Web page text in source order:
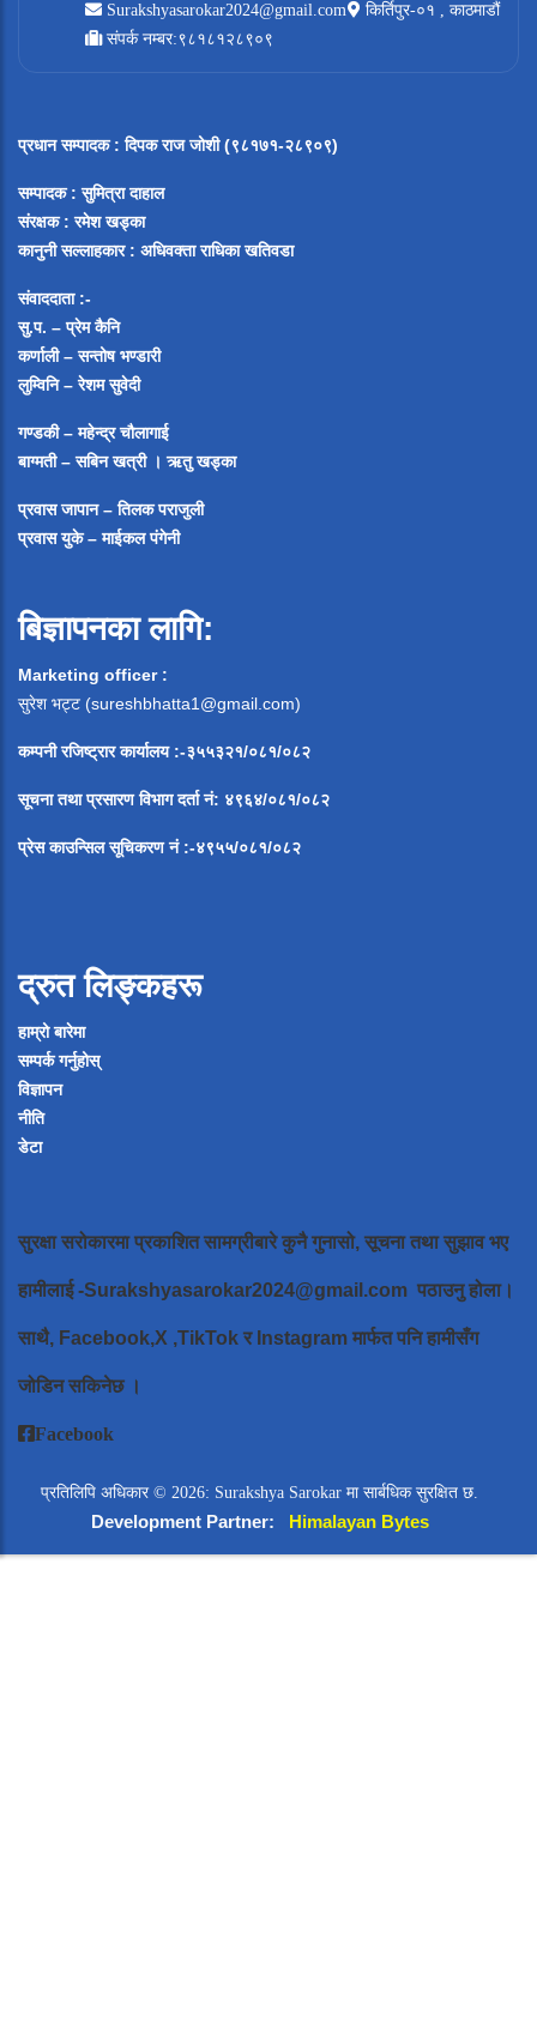
Surakshyasarokar2024@gmail.com
किर्तिपुर-०१ , काठमाडौं
संपर्क नम्बर:९८१८१२८९०९
प्रधान सम्पादक: दिपक राज जोशी (९८१७१-२८९०९)
सम्पादक : सुमित्रा दाहाल
संरक्षक : रमेश खड्का
कानुनी सल्लाहकार : अधिवक्ता राधिका खतिवडा
संवाददाता :-
सु.प. – प्रेम कैनि
कर्णाली – सन्तोष भण्डारी
लुम्विनि – रेशम सुवेदी
गण्डकी – महेन्द्र चौलागाई
बाग्मती – सबिन खत्री ।ऋतु खड्का
प्रवास जापान – तिलक पराजुली
प्रवास युके – माईकल पंगेनी
बिज्ञापनका लागि:
Marketing officer :
सुरेश भट्ट (sureshbhatta1@gmail.com)
कम्पनी रजिष्ट्रार कार्यालय :-३५५३२१/०८१/०८२
सूचना तथा प्रसारण विभाग दर्ता नं: ४९६४/०८१/०८२
प्रेस काउन्सिल सूचिकरण नं:-४९५५/०८१/०८२
द्रुत लिङ्कहरू
हाम्रो बारेमा
सम्पर्क गर्नुहोस्
विज्ञापन
नीति
डेटा
सुरक्षा सरोकारमा प्रकाशित सामग्रीबारे कुनै गुनासो, सूचना तथा सुझाव भए
हामीलाई-Surakshyasarokar2024@gmail.com पठाउनु होला।
साथै, Facebook,X ,TikTok र Instagram मार्फत पनि हामीसँग
जोडिन सकिनेछ ।
Facebook
प्रतिलिपि अधिकार © 2026: Surakshya Sarokar मा सार्बधिक सुरक्षित छ.
Development Partner: Himalayan Bytes